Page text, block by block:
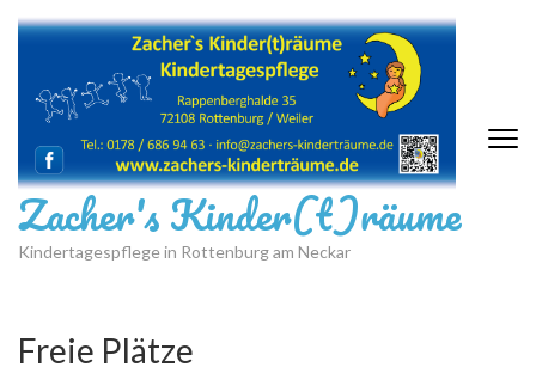
Zum
Inhalt
(Eingabetaste
drücken)
Zacher's Kinder(t)räume
Kindertagespflege in Rottenburg am Neckar
Freie Plätze